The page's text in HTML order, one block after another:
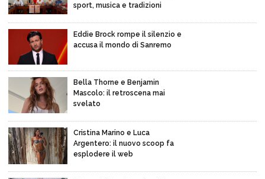
sport, musica e tradizioni
Eddie Brock rompe il silenzio e
accusa il mondo di Sanremo
Bella Thorne e Benjamin
Mascolo: il retroscena mai
svelato
Cristina Marino e Luca
Argentero: il nuovo scoop fa
esplodere il web